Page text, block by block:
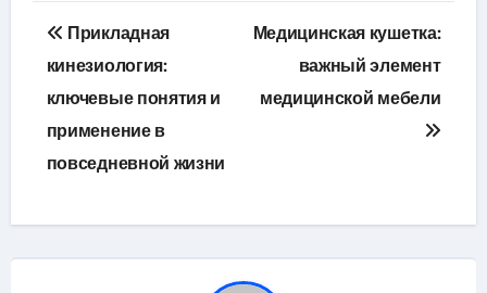
Навигация
по
записям
Прикладная
кинезиология:
ключевые понятия и
применение в
повседневной жизни
Медицинская кушетка:
важный элемент
медицинской мебели